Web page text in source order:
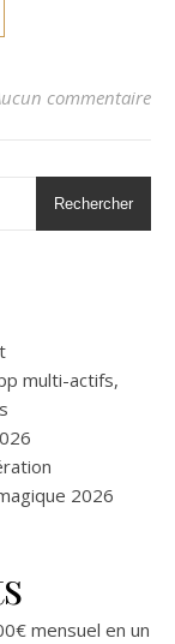
commentaire
Rechercher
multi-actifs,
2026
mensuel en un